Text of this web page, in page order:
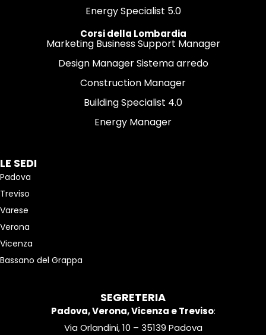
Energy Specialist 5.0
Corsi della Lombardia
Marketing Business Support Manager
Design Manager Sistema arredo
Construction Manager
Building Specialist 4.0
Energy Manager
LE SEDI
Padova
Treviso
Varese
Verona
Vicenza
Bassano del Grappa
SEGRETERIA
Padova, Verona, Vicenza e Treviso:
Via Orlandini, 10 – 35139 Padova